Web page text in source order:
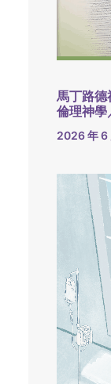
馬丁路德
倫理神學
2026 年 6